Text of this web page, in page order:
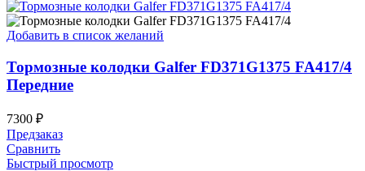
Добавить в список желаний
Тормозные колодки Galfer FD371G1375 FA417/4
Передние
7300 ₽
Предзаказ
Сравнить
Быстрый просмотр